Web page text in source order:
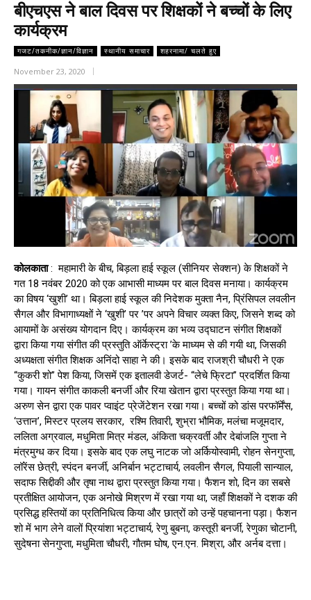
बीएचएस ने बाल दिवस पर शिक्षकों ने बच्चों के लिए
कार्यक्रम
गजट/तकनीक/ज्ञान/विज्ञान स्थानीय समाचार शहरनामा/ चलते हुए
November 23, 2020
कोलकाता: महामारी के बीच, बिड़ला हाई स्कूल (सीनियर सेक्शन) के शिक्षकों ने
गत 18 नवंबर 2020 को एक आभासी माध्यम पर बाल दिवस मनाया। कार्यक्रम
का विषय ‘खुशी’ था। बिड़ला हाई स्कूल की निदेशक मुक्ता नैन, प्रिंसिपल लवलीन
सैगल और विभागाध्यक्षों ने ‘खुशी’ पर ’पर अपने विचार व्यक्त किए, जिसने शब्द को
आयामों के असंख्य योगदान दिए। कार्यक्रम का भव्य उद्घाटन संगीत शिक्षकों
द्वारा किया गया संगीत की प्रस्तुति ऑर्केस्ट्रा ’के माध्यम से की गयी था, जिसकी
अध्यक्षता संगीत शिक्षक अनिंदो साहा ने की। इसके बाद राजश्री चौधरी ने एक
“कुकरी शो” पेश किया, जिसमें एक इतालवी डेजर्ट- “लेचे फ्रिटा” प्रदर्शित किया
गया। गायन संगीत काकली बनर्जी और रिया खेतान द्वारा प्रस्तुत किया गया था।
अरुण सेन द्वारा एक पावर प्वाइंट प्रेजेंटेशन रखा गया। बच्चों को डांस परफॉर्मेंस,
‘उत्तान’, मिस्टर प्रलय सरकार, रश्मि तिवारी, शुभ्रा भौमिक, मलंचा मजूमदार,
ललिता अग्रवाल, मधुमिता मित्र मंडल, अंकिता चक्रवर्ती और देबांजलि गुप्ता ने
मंत्रमुग्ध कर दिया। इसके बाद एक लघु नाटक जो अर्कियोस्वामी, रोहन सेनगुप्ता,
लॉरेंस छेत्री, स्पंदन बनर्जी, अनिर्बान भट्टाचार्य, लवलीन सैगल, पियाली सान्याल,
सदाफ सिद्दीकी और तृषा नाथ द्वारा प्रस्तुत किया गया। फैशन शो, दिन का सबसे
प्रतीक्षित आयोजन, एक अनोखे मिश्रण में रखा गया था, जहाँ शिक्षकों ने दशक की
प्रसिद्ध हस्तियों का प्रतिनिधित्व किया और छात्रों को उन्हें पहचानना पड़ा। फैशन
शो में भाग लेने वालों प्रियांशा भट्टाचार्य, रेणु बुबना, कस्तूरी बनर्जी, रेणुका चोटानी,
सुदेषना सेनगुप्ता, मधुमिता चौधरी, गौतम घोष, एन.एन. मिश्रा, और अर्नब दत्ता।